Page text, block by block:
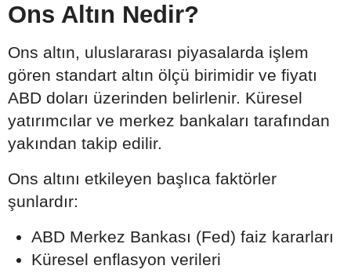
Ons Altın Nedir?
Ons altın, uluslararası piyasalarda işlem
gören standart altın ölçü birimidir ve fiyatı
ABD doları üzerinden belirlenir. Küresel
yatırımcılar ve merkez bankaları tarafından
yakından takip edilir.
Ons altını etkileyen başlıca faktörler
şunlardır:
ABD Merkez Bankası (Fed) faiz kararları
Küresel enflasyon verileri